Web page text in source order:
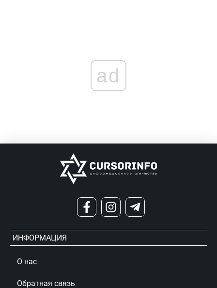
ad
ИНФОРМАЦИЯ
О нас
Обратная связь